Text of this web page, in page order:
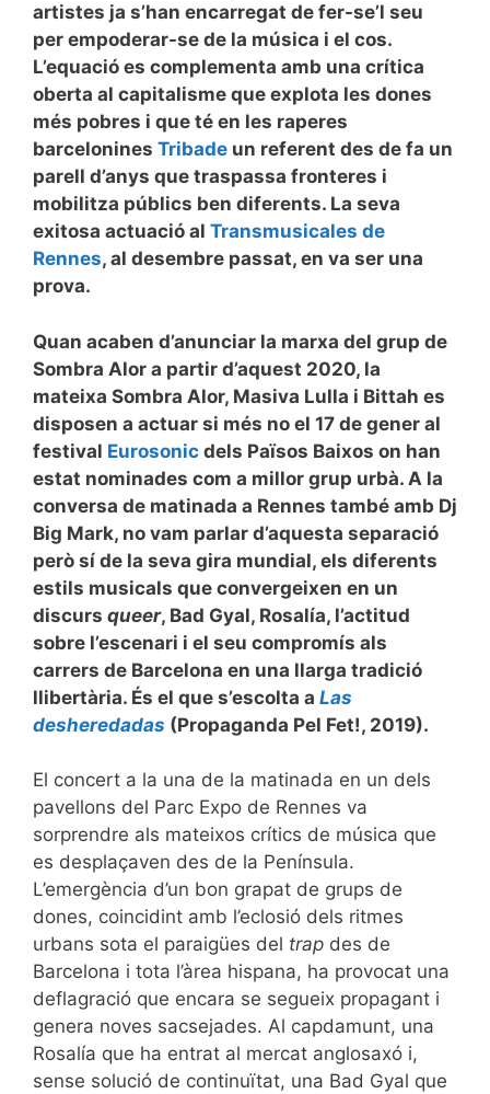
artistes ja s’han encarregat de fer-se’l seu
per empoderar-se de la música i el cos.
L’equació es complementa amb una crítica
oberta al capitalisme que explota les dones
més pobres i que té en les raperes
barcelonines Tribade un referent des de fa un
parell d’anys que traspassa fronteres i
mobilitza públics ben diferents. La seva
exitosa actuació al Transmusicales de
Rennes, al desembre passat, en va ser una
prova.
Quan acaben d’anunciar la marxa del grup de
Sombra Alor a partir d’aquest 2020, la
mateixa Sombra Alor, Masiva Lulla i Bittah es
disposen a actuar si més no el 17 de gener al
festival Eurosonic dels Països Baixos on han
estat nominades com a millor grup urbà. A la
conversa de matinada a Rennes també amb Dj
Big Mark, no vam parlar d’aquesta separació
però sí de la seva gira mundial, els diferents
estils musicals que convergeixen en un
discurs queer, Bad Gyal, Rosalía, l’actitud
sobre l’escenari i el seu compromís als
carrers de Barcelona en una llarga tradició
llibertària. És el que s’escolta a Las
desheredadas (Propaganda Pel Fet!, 2019).
El concert a la una de la matinada en un dels
pavellons del Parc Expo de Rennes va
sorprendre als mateixos crítics de música que
es desplaçaven des de la Península.
L’emergència d’un bon grapat de grups de
dones, coincidint amb l’eclosió dels ritmes
urbans sota el paraigües del trap des de
Barcelona i tota l’àrea hispana, ha provocat una
deflagració que encara se segueix propagant i
genera noves sacsejades. Al capdamunt, una
Rosalía que ha entrat al mercat anglosaxó i,
sense solució de continuïtat, una Bad Gyal que